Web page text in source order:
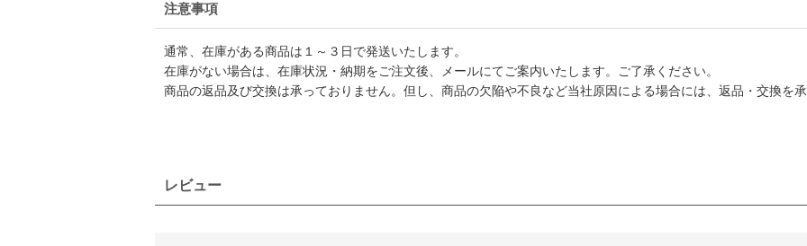
注意事項
通常、在庫がある商品は１～３日で発送いたします。
在庫がない場合は、在庫状況・納期をご注文後、メールにてご案内いたします。ご了承ください。
商品の返品及び交換は承っておりません。但し、商品の欠陥や不良など当社原因による場合には、返品・交換を
レビュー